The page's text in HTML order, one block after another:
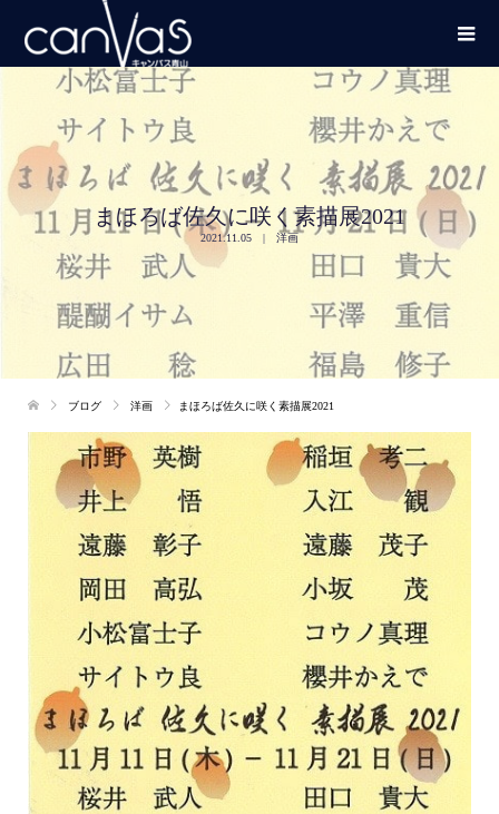
まほろば佐久に咲く素描展2021
2021.11.05 洋画
ブログ 洋画 まほろば佐久に咲く素描展2021